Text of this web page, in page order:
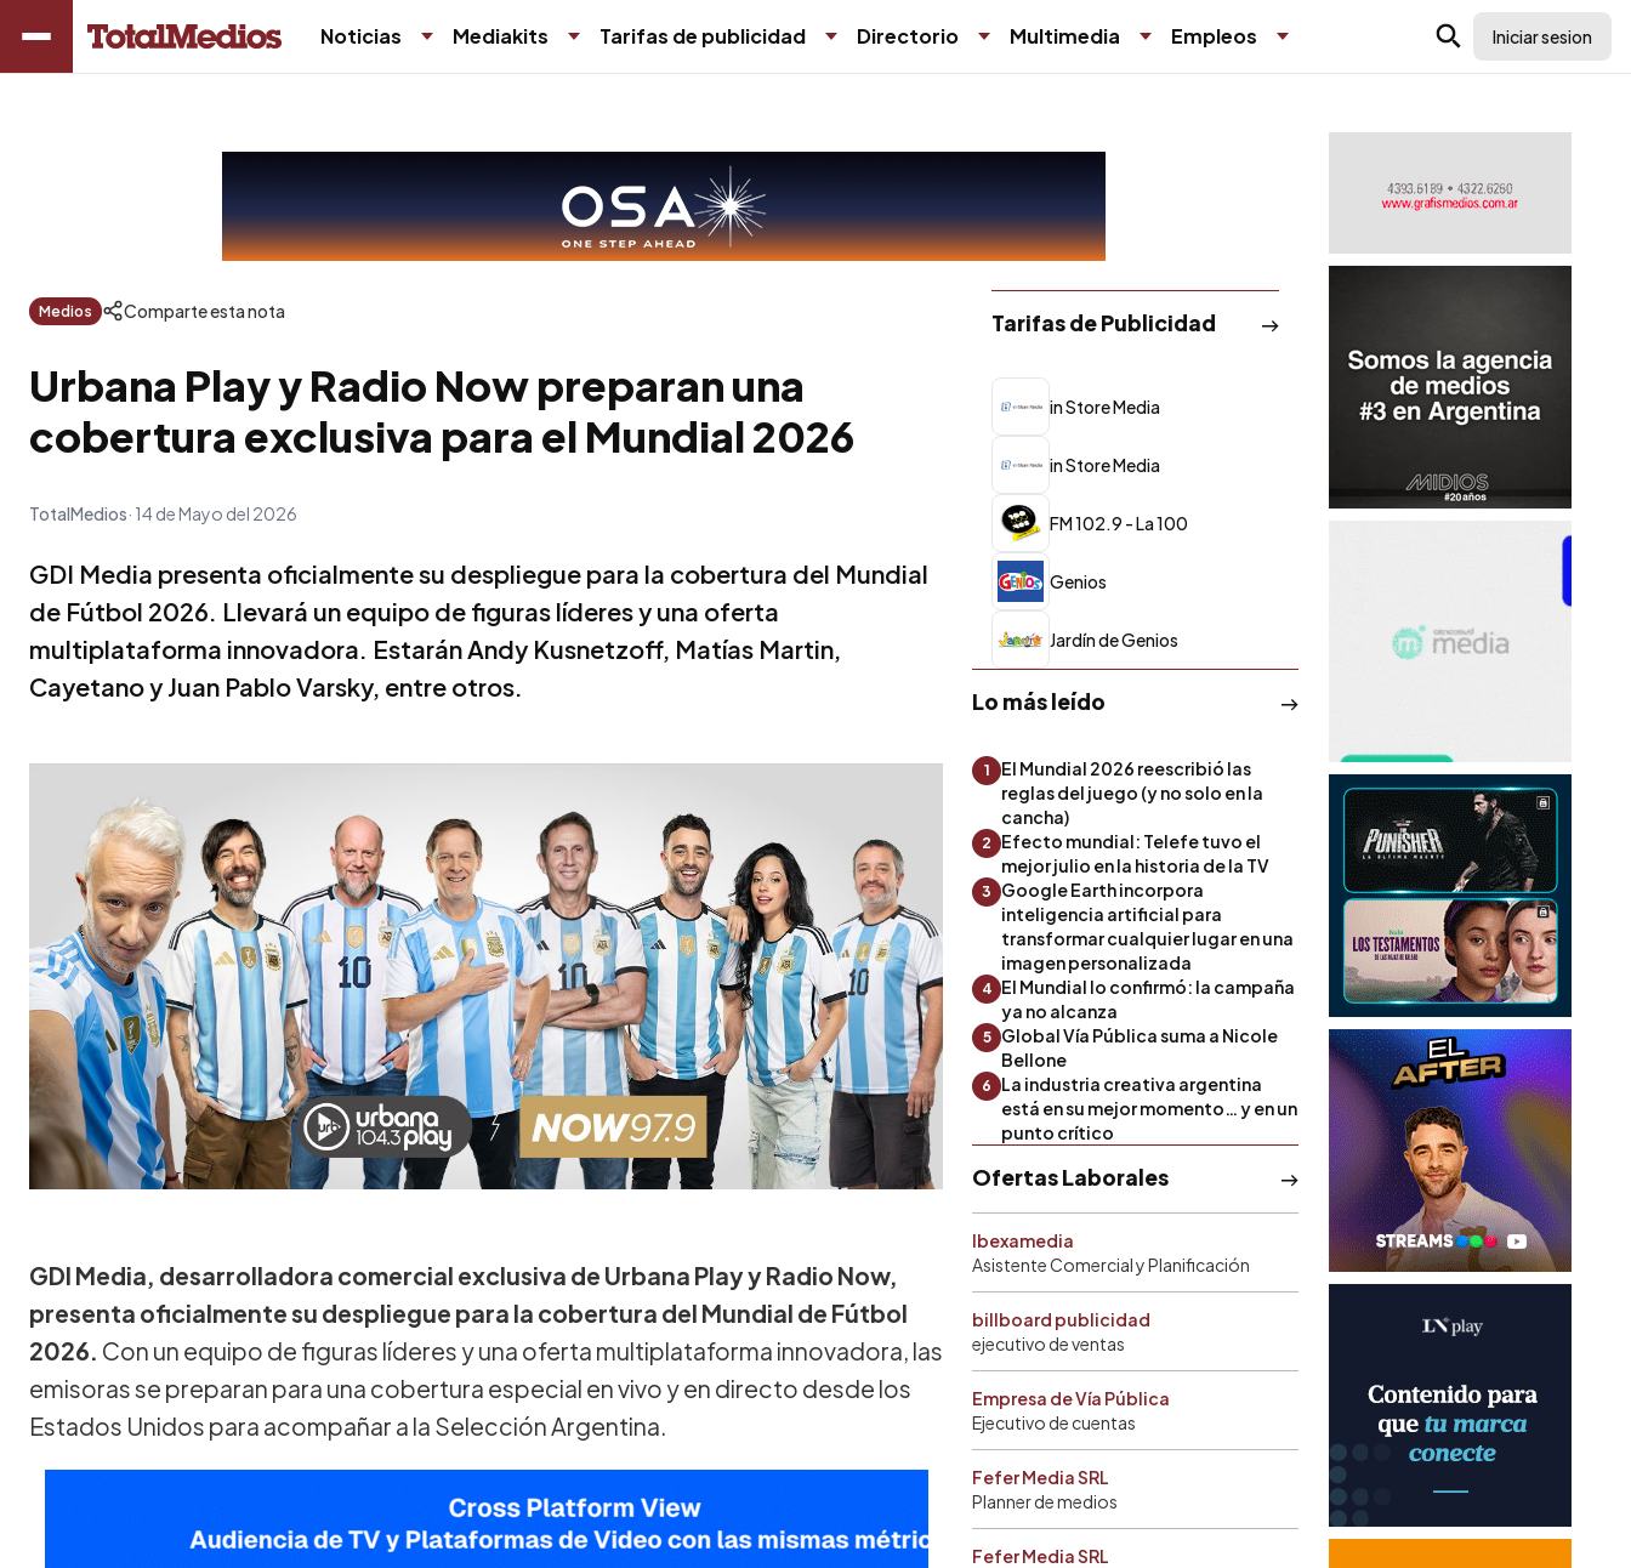
Noticias Mediakits Tarifas de publicidad Directorio Multimedia Empleos Iniciar sesion
Medios Comparte esta nota
Urbana Play y Radio Now preparan una
cobertura exclusiva para el Mundial 2026
TotalMedios 14 de Mayo del 2026
GDI Media presenta oficialmente su despliegue para la cobertura del Mundial
de Fútbol 2026. Llevará un equipo de figuras líderes y una oferta
multiplataforma innovadora. Estarán Andy Kusnetzoff, Matías Martin,
Cayetano y Juan Pablo Varsky, entre otros.
GDI Media, desarrolladora comercial exclusiva de Urbana Play y Radio Now,
presenta oficialmente su despliegue para la cobertura del Mundial de Fútbol
2026. Con un equipo de figuras líderes y una oferta multiplataforma innovadora, las
emisoras se preparan para una cobertura especial en vivo y en directo desde los
Estados Unidos para acompañar a la Selección Argentina.
Tarifas de Publicidad
in Store Media
in Store Media
FM 102.9 - La 100
Genios
Jardín de Genios
Lo más leído
1
El Mundial 2026 reescribió las
reglas del juego (y no solo en la
cancha)
2
Efecto mundial: Telefe tuvo el
mejor julio en la historia de la TV
3
Google Earth incorpora
inteligencia artificial para
transformar cualquier lugar en una
imagen personalizada
4 El Mundial lo confirmó: la campaña
ya no alcanza
5
Global Vía Pública suma a Nicole
Bellone
6
La industria creativa argentina
está en su mejor momento… y en un
punto crítico
Ofertas Laborales
Ibexamedia
Asistente Comercial y Planificación
billboard publicidad
ejecutivo de ventas
Empresa de Vía Pública
Ejecutivo de cuentas
Fefer Media SRL
Planner de medios
Fefer Media SRL